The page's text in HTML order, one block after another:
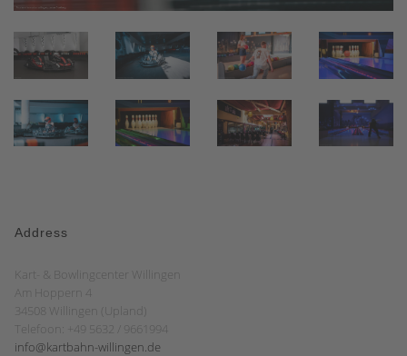
Address
Kart- & Bowlingcenter Willingen
Am Hoppern 4
34508 Willingen (Upland)
Telefoon: +49 5632 / 9661994
info@kartbahn-willingen.de